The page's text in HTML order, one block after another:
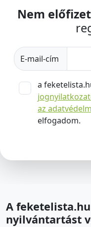
Nem
E-mail-cím
a
az
elfogadom.
A
nyilvántartást